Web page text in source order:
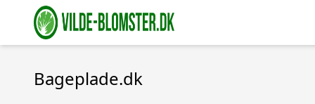
Bageplade.dk